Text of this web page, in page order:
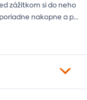
zážitkom si do neho
nakopne a po
ktorá pri každom
a univerzálny